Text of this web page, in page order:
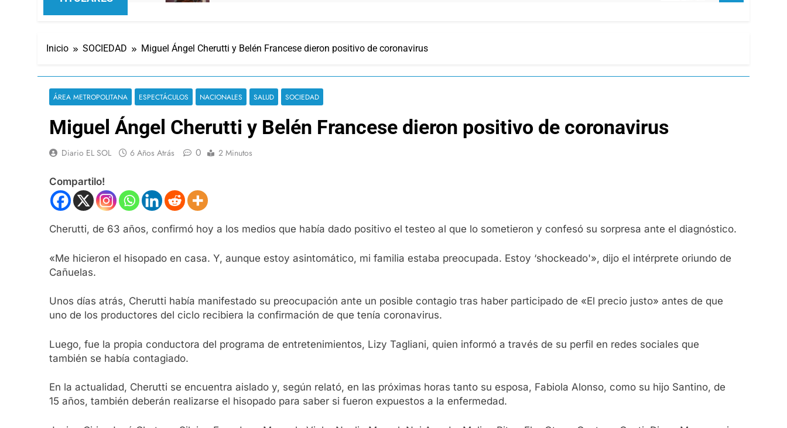
Inicio SOCIEDAD Miguel Ángel Cherutti y Belén Francese dieron positivo de coronavirus
ÁREA METROPOLITANA ESPECTÁCULOS NACIONALES SALUD SOCIEDAD
Miguel Ángel Cherutti y Belén Francese dieron positivo de coronavirus
Diario EL SOL 6 Años Atrás 0 2 Minutos
Compartilo!
Cherutti, de 63 años, confirmó hoy a los medios que había dado positivo el testeo al que lo sometieron y confesó su sorpresa ante el diagnóstico.
«Me hicieron el hisopado en casa. Y, aunque estoy asintomático, mi familia estaba preocupada. Estoy ‘shockeado'», dijo el intérprete oriundo de
Cañuelas.
Unos días atrás, Cherutti había manifestado su preocupación ante un posible contagio tras haber participado de «El precio justo» antes de que
uno de los productores del ciclo recibiera la confirmación de que tenía coronavirus.
Luego, fue la propia conductora del programa de entretenimientos, Lizy Tagliani, quien informó a través de su perfil en redes sociales que
también se había contagiado.
En la actualidad, Cherutti se encuentra aislado y, según relató, en las próximas horas tanto su esposa, Fabiola Alonso, como su hijo Santino, de
15 años, también deberán realizarse el hisopado para saber si fueron expuestos a la enfermedad.